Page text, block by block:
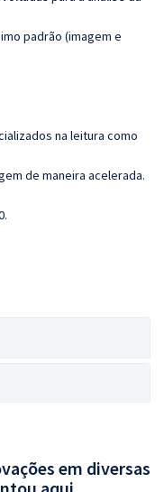
padrão (imagem e
na leitura como
de maneira acelerada.
em diversas